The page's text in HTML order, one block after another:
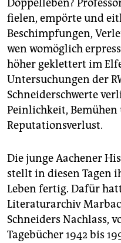
Doppelleben?
fielen, empörte und
Beschimpfungen,
wen womöglich
höher geklettert im
Untersuchungen der
Schneiderschwerte
Peinlichkeit,
Reputationsverlust.
Die junge Aachener
stellt in diesen Tagen
Leben fertig. Dafür
Literaturarchiv
Schneiders Nachlass,
Tagebücher 1942 bis